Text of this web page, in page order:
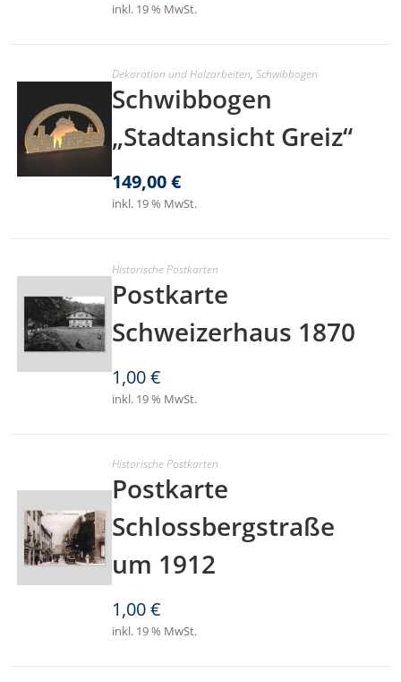
inkl. 19 % MwSt.
Dekoration und Holzarbeiten,Schwibbogen
Schwibbogen
„Stadtansicht Greiz“
149,00€
inkl. 19 % MwSt.
Historische Postkarten
Postkarte
Schweizerhaus 1870
1,00€
inkl. 19 % MwSt.
Historische Postkarten
Postkarte
Schlossbergstraße
um 1912
1,00€
inkl. 19 % MwSt.